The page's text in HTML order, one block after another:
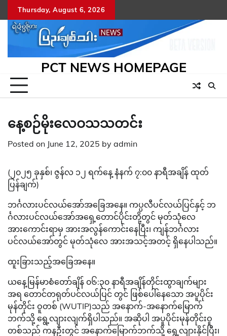
to
content
Thursday, August 6, 2026
PCT NEWS HOMEPAGE
နေ့စဉ်မိုးလေဝသသတင်း
Posted on June 12, 2025 by admin
(၂၀၂၅ ခုနှစ်၊ ဇွန်လ ၁၂ ရက်နေ့ နံနက် ၇:၀၀ နာရီအချိန် ထုတ်
ပြန်ချက်)
ဘင်္ဂလားပင်လယ်အော်အခြေအနေ။ ကပ္ပလီပင်လယ်ပြင်နှင့် ဘ
င်္ဂလားပင်လယ်အော်အရှေ့တောင်ပိုင်းတို့တွင် မုတ်သုံလေ
အားကောင်းရာမှ အားအလွန်ကောင်းနေပြီး၊ ကျန်ဘင်္ဂလား
ပင်လယ်အော်တွင် မုတ်သုံလေ အားအသင့်အတင့် ရှိနေပါသည်။
ထူးခြားသည့်အခြေအနေ။
ယနေ့မြန်မာစံတော်ချိန် ၀၆:၃၀ နာရီအချိန်တိုင်းထွာချက်များ
အရ တောင်တရုတ်ပင်လယ်ပြင် တွင် ဖြစ်ပေါ်နေသော အပူပိုင်း
မုန်တိုင်း ဝူတစ် (WUTIP)သည် အနောက်-အနောက်မြောက်
ဘက်သို့ ရွေ့လျားလျက်ရှိပါသည်။ အဆိုပါ အပူပိုင်းမုန်တိုင်းဝူ
တစ်သည် ကနဦးတွင် အနောက်မြောက်ဘက်သို့ ရွေ့လျားနိုင်ပြီး၊